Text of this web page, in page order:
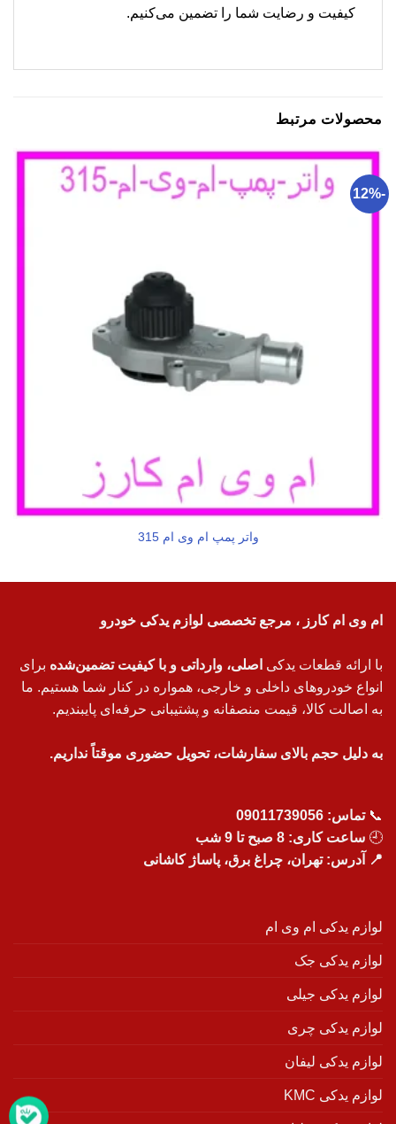
کیفیت و رضایت شما را تضمین می‌کنیم.
محصولات مرتبط
-12%
واتر پمپ ام وی ام 315
ام وی ام کارز ، مرجع تخصصی لوازم یدکی خودرو
با ارائه قطعات یدکی اصلی، وارداتی و با کیفیت تضمین‌شده برای
انواع خودروهای داخلی و خارجی، همواره در کنار شما هستیم. ما
به اصالت کالا، قیمت منصفانه و پشتیبانی حرفه‌ای پایبندیم.
به دلیل حجم بالای سفارشات، تحویل حضوری موقتاً نداریم.
📞تماس: 09011739056
🕘 ساعت کاری: 8 صبح تا 9 شب
📍 آدرس: تهران، چراغ برق، پاساژ کاشانی
لوازم یدکی ام وی ام
لوازم یدکی جک
لوازم یدکی جیلی
لوازم یدکی چری
لوازم یدکی لیفان
لوازم یدکی KMC